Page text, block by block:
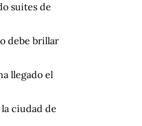
suites de
debe brillar
llegado el
ciudad de